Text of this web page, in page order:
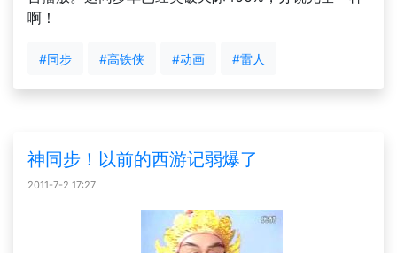
啊！
#同步 #高铁侠 #动画 #雷人
神同步！以前的西游记弱爆了
2011-7-2 17:27